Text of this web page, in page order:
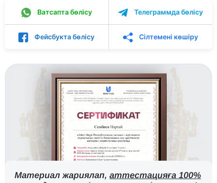
Ватсапта бөлісу Телеграммда бөлісу
Фейсбукта бөлісу Сілтемені көшіру
Материал жариялап, аттестацияға 100%